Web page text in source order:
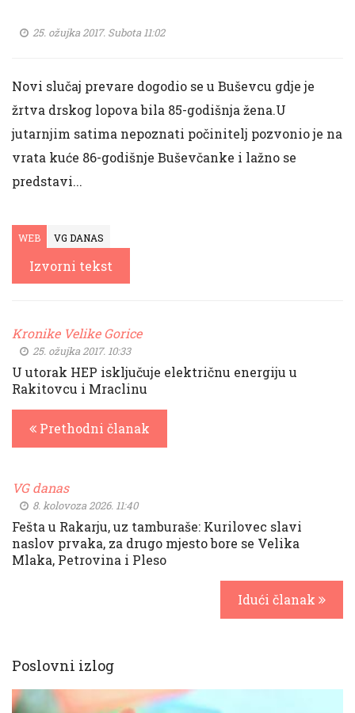
25. ožujka 2017. Subota 11:02
Novi slučaj prevare dogodio se u Buševcu gdje je
žrtva drskog lopova bila 85-godišnja žena.U
jutarnjim satima nepoznati počinitelj pozvonio je na
vrata kuće 86-godišnje Buševčanke i lažno se
predstavi...
WEB VG DANAS
Izvorni tekst
Kronike Velike Gorice
25. ožujka 2017. 10:33
U utorak HEP isključuje električnu energiju u
Rakitovcu i Mraclinu
Prethodni članak
VG danas
8. kolovoza 2026. 11:40
Fešta u Rakarju, uz tamburaše: Kurilovec slavi
naslov prvaka, za drugo mjesto bore se Velika
Mlaka, Petrovina i Pleso
Idući članak
Poslovni izlog